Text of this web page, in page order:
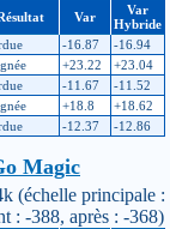
Var
Var
Hybride
-16.87
-16.94
+23.22
+23.04
-11.67
-11.52
+18.8
+18.62
-12.37 -12.86
Magic
(échelle principale :
: -388, après : -368)